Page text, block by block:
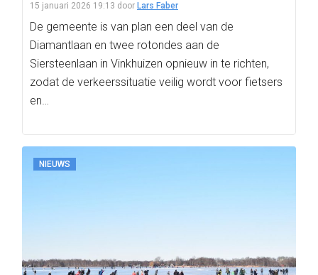
15 januari 2026 19:13 door Lars Faber
De gemeente is van plan een deel van de
Diamantlaan en twee rotondes aan de
Siersteenlaan in Vinkhuizen opnieuw in te richten,
zodat de verkeerssituatie veilig wordt voor fietsers
en…
NIEUWS